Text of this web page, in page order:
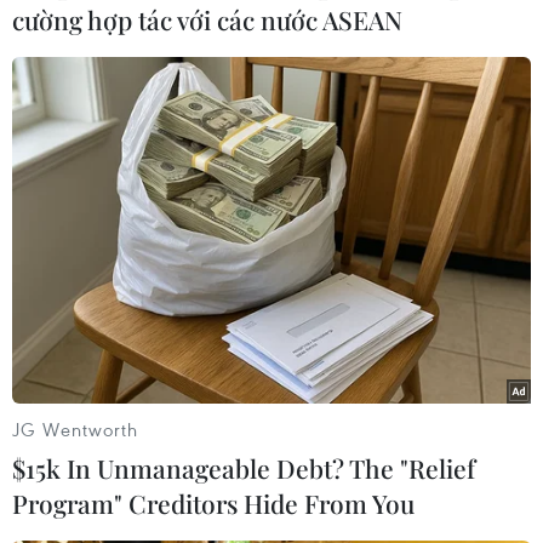
dụng để đi lại trong Khuliên hợp thể thao
Jakabaring - nơi cấm ôtô, xe máy đi vào để đảm
bảo bầu khôngkhí trong lành cho các cuộc thi
đấu.
Tại Palembang sẽ diễn ra 296 nội dung của 22
môn thi đấu, trong khi 266 nộidung còn lại của
20 môn thi đấu SEA Games 26 sẽ diễn ra tại
Jakarta. Tổng Vụtrưởng xúc tiến du lịch, Bộ
Kinh tế sáng tạo Indonesia, ông Muhammad
Faried cũngđã kêu gọi toàn ngành du lịch tận
dụng tối đa cơ hội lớn mà SEA Games 26
đemlại, bởi như ông nói "thể thao và du lịch
luôn song hành"./.
cường hợp tác với các nước ASEAN
JG Wentworth
$15k In Unmanageable Debt? The "Relief
Program" Creditors Hide From You